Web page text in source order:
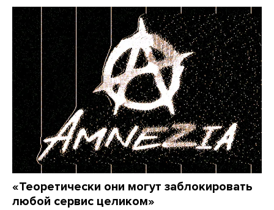
«Теоретически они могут заблокировать
любой сервис целиком»